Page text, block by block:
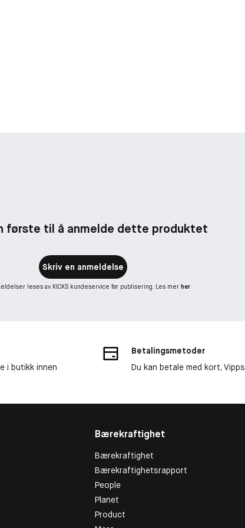
første til å anmelde dette produktet
Skriv en anmeldelse
leses av KICKS kundeservice før publisering. Les mer her
i butikk innen
Betalingsmetoder
Du kan betale med kort,
Bærekraftighet
Bærekraftighet
Bærekraftighetsrapport
People
Planet
Product